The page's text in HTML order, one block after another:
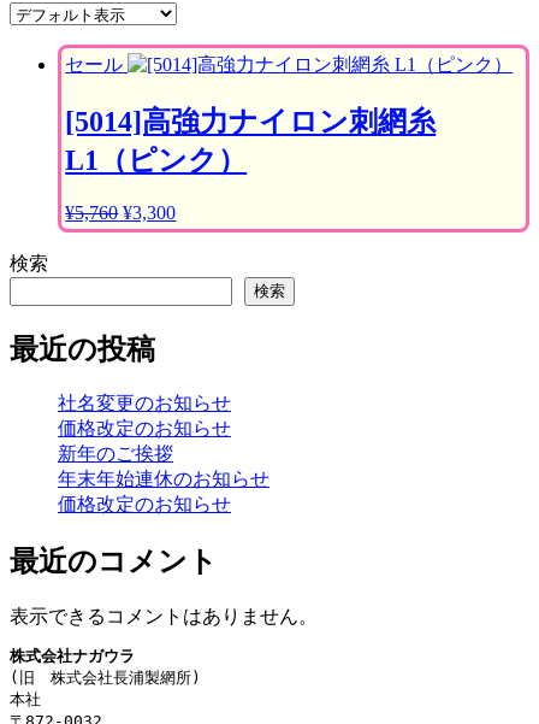
セール
[5014]高強力ナイロン刺網糸
L1（ピンク）
¥5,760 元
の
¥5,760
で
た。
¥3,300現
在
す。
検索
検索
最近の投稿
社名変更のお知らせ
価格改定のお知らせ
新年のご挨拶
年末年始連休のお知らせ
価格改定のお知らせ
最近のコメント
表示できるコメントはありません。
株式会社ナガウラ
(旧　株式会社長浦製網所)
本社